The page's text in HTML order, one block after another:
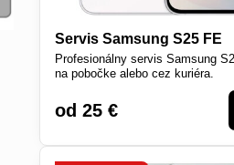
Servis Samsung S25 FE
Profesionálny servis Samsung
na pobočke alebo cez kuriéra.
od 25 €